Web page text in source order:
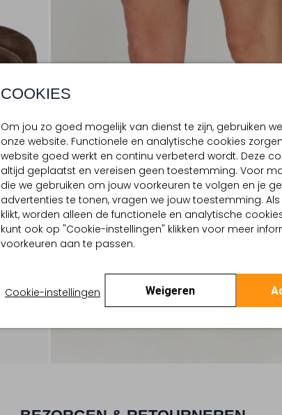
COOKIES
Om jou zo goed mogelijk van dienst te zijn, gebruiken
onze website. Functionele en analytische cookies
website goed werkt en continu verbeterd wordt. Deze
altijd geplaatst en vereisen geen toestemming. Voor
die we gebruiken om jouw voorkeuren te volgen en je
advertenties te tonen, vragen we jouw toestemming. Als
klikt, worden alleen de functionele en analytische
kunt ook op "Cookie-instellingen" klikken voor meer
voorkeuren aan te passen.
Cookie-instellingen Weigeren